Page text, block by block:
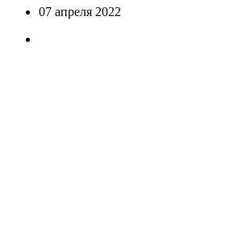
07 апреля 2022